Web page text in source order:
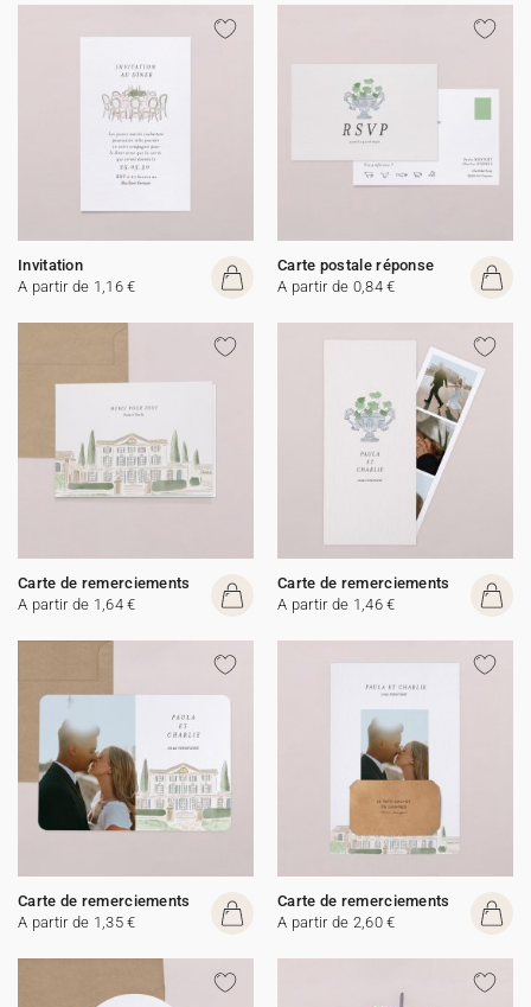
Invitation
A partir de 1,16 €
Carte postale réponse
A partir de 0,84 €
Carte de remerciements
A partir de 1,64 €
Carte de remerciements
A partir de 1,46 €
Carte de remerciements
A partir de 1,35 €
Carte de remerciements
A partir de 2,60 €